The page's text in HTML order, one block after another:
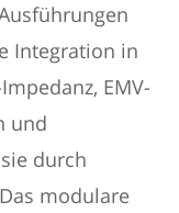
Integration in
EMV-
und
durch
modulare